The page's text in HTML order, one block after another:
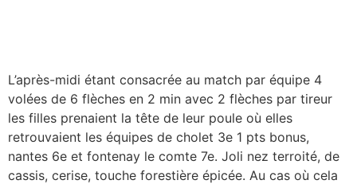
L’après-midi étant consacrée au match par équipe 4
volées de 6 flèches en 2 min avec 2 flèches par tireur
les filles prenaient la tête de leur poule où elles
retrouvaient les équipes de cholet 3e 1 pts bonus,
nantes 6e et fontenay le comte 7e. Joli nez terroité, de
cassis, cerise, touche forestière épicée. Au cas où cela